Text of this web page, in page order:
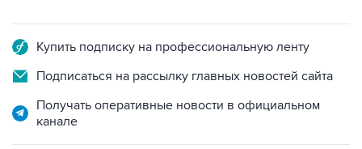
Купить подписку на профессиональную ленту
Подписаться на рассылку главных новостей сайта
Получать оперативные новости в официальном
канале